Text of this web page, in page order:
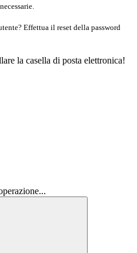
Effettua il reset della password
la casella di posta elettronica!